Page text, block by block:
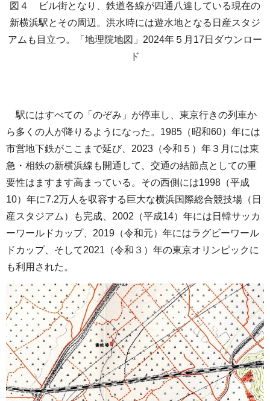
図４ ビル街となり、鉄道各線が四通八達している現在の
新横浜駅とその周辺。洪水時には遊水地となる日産スタジ
アムも目立つ。「地理院地図」2024年５月17日ダウンロー
ド
駅にはすべての「のぞみ」が停車し、東京行きの列車か
ら多くの人が降りるようになった。1985（昭和60）年には
市営地下鉄がここまで延び、2023（令和５）年３月には東
急・相鉄の新横浜線も開通して、交通の結節点としての重
要性はますます高まっている。その西側には1998（平成
10）年に7.2万人を収容する巨大な横浜国際総合競技場（日
産スタジアム）も完成、2002（平成14）年には日韓サッカ
ーワールドカップ、2019（令和元）年にはラグビーワール
ドカップ、そして2021（令和３）年の東京オリンピックに
も利用された。